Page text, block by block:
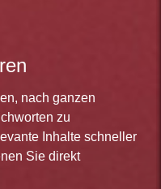
nach ganzen
zu
Inhalte schneller
Sie direkt